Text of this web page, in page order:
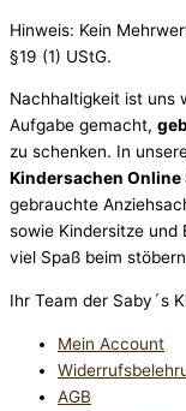
Hinweis: Kein
§19 (1) UStG.
Nachhaltigkeit ist uns
Aufgabe gemacht,
zu schenken. In
Kindersachen Online
gebrauchte
sowie Kindersitze und
viel Spaß beim
Ihr Team der Saby´s
Mein Account
AGB